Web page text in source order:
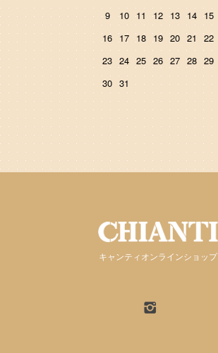
9
10 11 12 13 14 15
16 17 18 19 20 21
22
23 24 25 26 27 28 29
30 31
キャンティオンラインショップ